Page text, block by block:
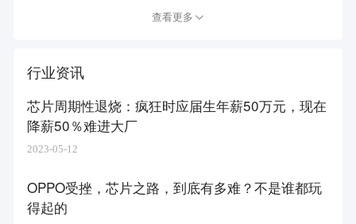
查看更多
行业资讯
芯片周期性退烧：疯狂时应届生年薪50万元，现在
降薪50％难进大厂
2023-05-12
OPPO受挫，芯片之路，到底有多难？不是谁都玩
得起的